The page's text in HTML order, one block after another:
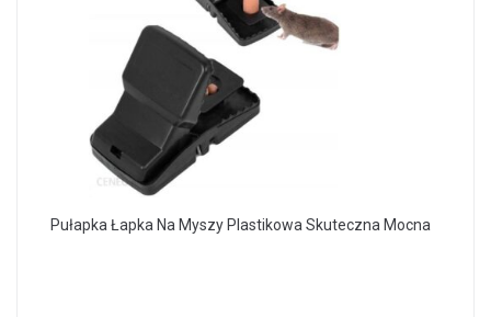
Pułapka Łapka Na Myszy Plastikowa Skuteczna Mocna